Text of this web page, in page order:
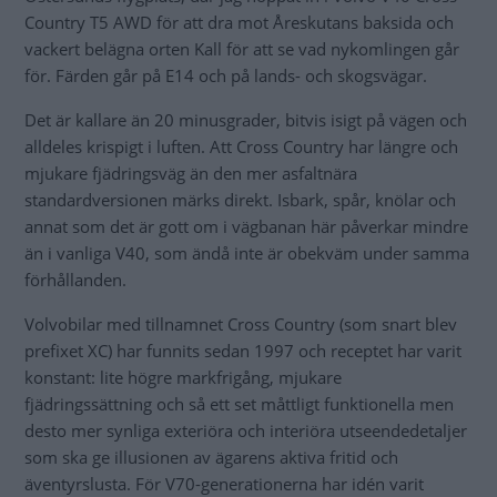
Country T5 AWD för att dra mot Åreskutans baksida och
vackert belägna orten Kall för att se vad nykomlingen går
för. Färden går på E14 och på lands- och skogsvägar.
Det är kallare än 20 minusgrader, bitvis isigt på vägen och
alldeles krispigt i luften. Att Cross Country har längre och
mjukare fjädringsväg än den mer asfaltnära
standardversionen märks direkt. Isbark, spår, knölar och
annat som det är gott om i vägbanan här påverkar mindre
än i vanliga V40, som ändå inte är obekväm under samma
förhållanden.
Volvobilar med tillnamnet Cross Country (som snart blev
prefixet XC) har funnits sedan 1997 och receptet har varit
konstant: lite högre markfrigång, mjukare
fjädringssättning och så ett set måttligt funktionella men
desto mer synliga exteriöra och interiöra utseendedetaljer
som ska ge illusionen av ägarens aktiva fritid och
äventyrslusta. För V70-generationerna har idén varit